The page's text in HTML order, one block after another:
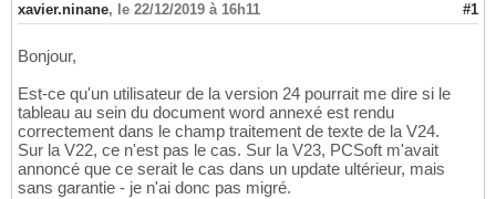
xavier.ninane, le 22/12/2019 à 16h11 #1
Bonjour,
Est-ce qu'un utilisateur de la version 24 pourrait me dire si le
tableau au sein du document word annexé est rendu
correctement dans le champ traitement de texte de la V24.
Sur la V22, ce n'est pas le cas. Sur la V23, PCSoft m'avait
annoncé que ce serait le cas dans un update ultérieur, mais
sans garantie - je n'ai donc pas migré.